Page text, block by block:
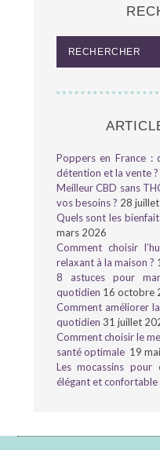
Poppers en France
détention et la vente ?
Meilleur CBD sans
vos besoins ? 28
Quels sont les
mars 2026
Comment choisir
relaxant à la maison ?
8 astuces pour
quotidien 16 octobre
Comment améliorer
quotidien 31 juillet
Comment choisir le
santé optimale 19
Les mocassins
élégant et confortable